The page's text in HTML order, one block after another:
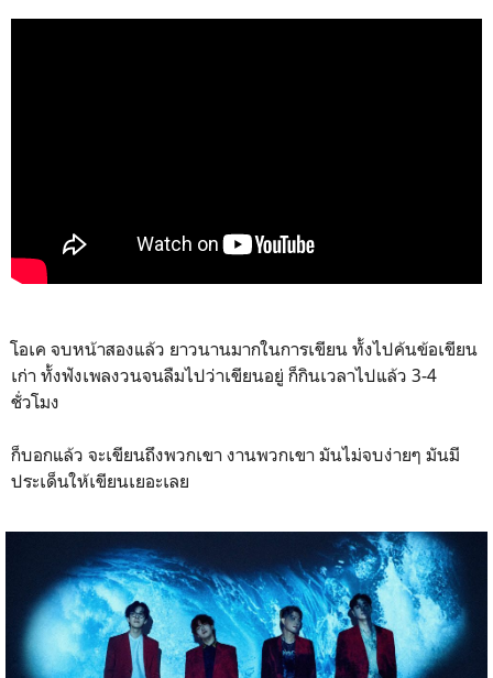
โอเค จบหน้าสองแล้ว ยาวนานมากในการเขียน ทั้งไปค้นข้อเขียน
เก่า ทั้งฟังเพลงวนจนลืมไปว่าเขียนอยู่ ก็กินเวลาไปแล้ว 3-4
ชั่วโมง
ก็บอกแล้ว จะเขียนถึงพวกเขา งานพวกเขา มันไม่จบง่ายๆ มันมี
ประเด็นให้เขียนเยอะเลย